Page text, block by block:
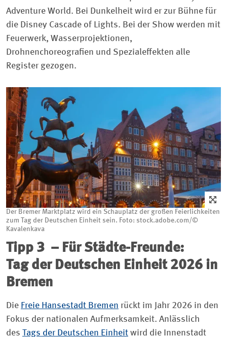
Adventure World. Bei Dunkelheit wird er zur Bühne für
die Disney Cascade of Lights. Bei der Show werden mit
Feuerwerk, Wasserprojektionen,
Drohnenchoreografien und Spezialeffekten alle
Register gezogen.
Der Bremer Marktplatz wird ein Schauplatz der großen Feierlichkeiten
zum Tag der Deutschen Einheit sein. Foto: stock.adobe.com/©
Kavalenkava
Tipp 3 – Für Städte-Freunde:
Tag der Deutschen Einheit 2026 in
Bremen
Die Freie Hansestadt Bremen rückt im Jahr 2026 in den
Fokus der nationalen Aufmerksamkeit. Anlässlich
des Tags der Deutschen Einheit wird die Innenstadt